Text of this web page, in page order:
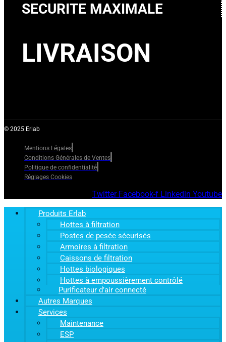
SECURITE MAXIMALE
LIVRAISON
© 2025 Erlab
Mentions Légales
Conditions Générales de Ventes
Politique de confidentialité
Réglages Cookies
Twitter Facebook-f Linkedin Youtube
Produits Erlab
Hottes à filtration
Postes de pesée sécurisés
Armoires à filtration
Caissons de filtration
Hottes biologiques
Hottes à empoussièrement contrôlé
Purificateur d’air connecté
Autres Marques
Services
Maintenance
ESP